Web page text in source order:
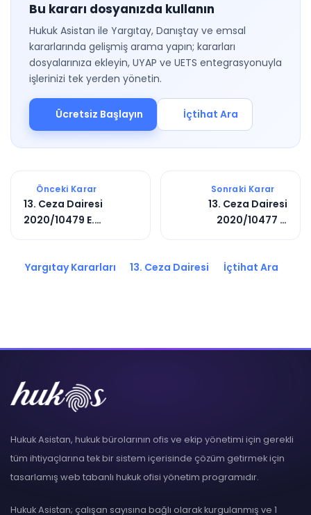
Bu kararı dosyanızda kullanın
Hukuk Asistan ile Yargıtay, Danıştay ve emsal
kararlarında gelişmiş arama yapın; kararları
dosyalarınıza ekleyin, UYAP ve UETS entegrasyonuyla
işlerinizi tek yerden yönetin.
Ücretsiz Başlayın İçtihat Ara
Önceki Karar
13. Ceza Dairesi
2020/10479 E.
Sonraki Karar
13. Ceza Dairesi
2020/10477 E.
Yargıtay Kararları 13. Ceza Dairesi İçtihat Ara
Hukuk Asistan, hukuk bürolarının ofis ve ekip yönetimi için gerekli
tüm ihtiyaçlarına tek bir sistem içerisinde çözüm getirmek için
tasarlamış web tabanlı hukuk ofisi yönetim programıdır.
Hukuk Asistan; çalışan sayısına bağlı olarak kurgulanmış ve 1